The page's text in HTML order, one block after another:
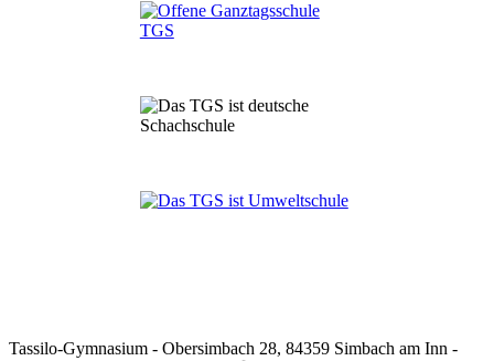
Tassilo-Gymnasium - Obersimbach 28, 84359 Simbach am Inn -